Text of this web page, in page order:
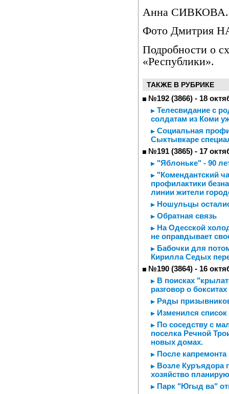
Анна СИВКОВА.
Фото Дмитрия
Подробности о
«Республики».
ТАКЖЕ В РУБРИКЕ
№192 (3866) - 18
Телесвидание с
солдатам из Коми
Социальная
Сыктывкаре
№191 (3865) - 17
"Яблоньке" - 90
"Комендантский
профилактики
линии жители
Ношульцы
Обратная связь
На Одесской
не оправдывает
Бабочки для
Кирилла Седых
№190 (3864) - 16
В поисках
разговор о
Ряды
Изменился
По соседству с
поселка Речной
новых домах.
После капремонта
Возле Куръядора
хозяйство
Парк "Югыд ва"